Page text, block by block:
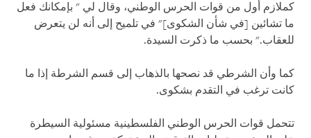
كملازم أول من قوات الحرس الوطني، وقال لي " بإمكانك فعل
ما تشائين [في شأن الشكوى]" في تلميح إلى أنه لن يتعرض
للعقاب." بحسب ما ذكرت السيدة.
كما وأن الشرطي قد نصحها بالذهاب إلى قسم الشرطة إذا ما
كانت ترغب في التقدم بشكوى.
تتحمل قوات الحرس الوطني الفلسطينية مسئولية السيطرة